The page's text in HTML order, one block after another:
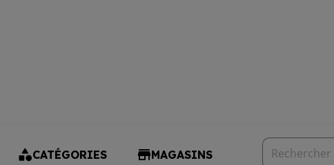
CATÉGORIES MAGASINS